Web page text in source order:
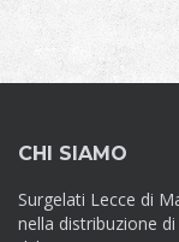
CHI SIAMO
Surgelati Lecce di
nella distribuzione